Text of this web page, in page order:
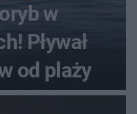
w
Pływał
od plaży